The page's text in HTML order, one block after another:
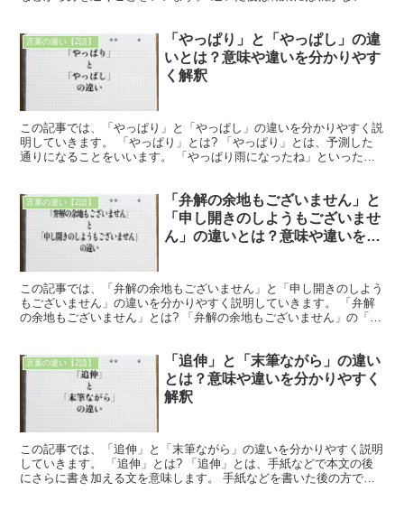
言葉の違い【2語】
「やっぱり」と「やっぱし」の違
いとは？意味や違いを分かりやす
く解釈
この記事では、「やっぱり」と「やっぱし」の違いを分かりやすく説
明していきます。 「やっぱり」とは? 「やっぱり」とは、予測した
通りになることをいいます。 「やっぱり雨になったね」といった使
言葉の違い【2語】
「弁解の余地もございません」と
「申し開きのしようもございませ
ん」の違いとは？意味や違いを分
この記事では、「弁解の余地もございません」と「申し開きのしよう
もございません」の違いを分かりやすく説明していきます。 「弁解
の余地もございません」とは? 「弁解の余地もございません」の「弁
言葉の違い【2語】
「追伸」と「末筆ながら」の違い
とは？意味や違いを分かりやすく
解釈
この記事では、「追伸」と「末筆ながら」の違いを分かりやすく説明
していきます。 「追伸」とは? 「追伸」とは、手紙などで本文の後
にさらに書き加える文を意味します。 手紙などを書いた後の方で、